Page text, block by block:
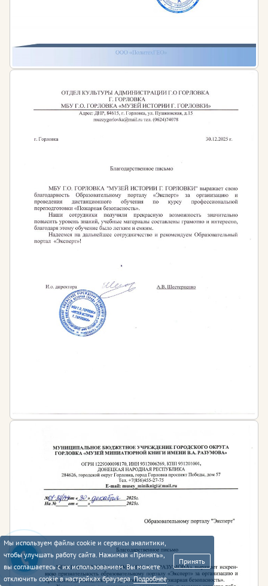
Мы используем файлы cookie и сервисы аналитики,
чтобы улучшать работу сайта. Нажимая «Принять»,
вы соглашаетесь с их использованием. Вы можете
отключить cookie в настройках браузера.Подробнее.
Принять